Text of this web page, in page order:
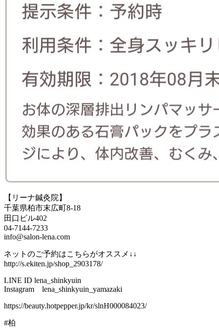
【リーナ鍼灸院】
千葉県柏市末広町8-18
田口ビル402
04-7144-7233
info@salon-lena.com
ネットのご予約はこちらがオススメ↓↓
http://s.ekiten.jp/shop_2903178/
LINE ID lena_shinkyuin
Instagram lena_shinkyuin_yamazaki
https://beauty.hotpepper.jp/kr/slnH000084023/
#柏